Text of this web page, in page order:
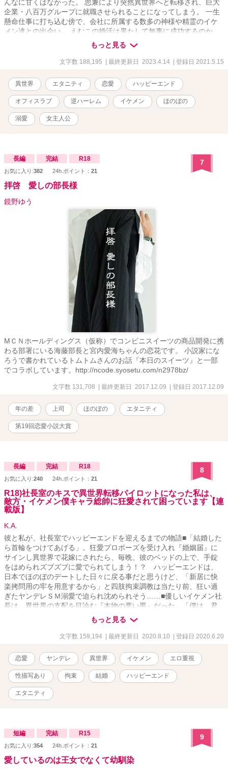
んなに甘くはなかった。 思兼により突然異世界へと転移され、巨大
企業・八百万グループに就職させられることになってしまう。 一生
懸命仕事に打ち込む傍で、会社に所属する数多の神様や精霊のイケ
メン達との出会い。 えむこの婚活は果たして無事に成功するのか。
イケメン達に甘々に溺愛されながら、異世界で婚活に奮闘する、独
身女性の物語をお楽しみください。 ※6/15 第一章完結しました。
※9/16 第二章完結しました。
もっと見る
文字数 188,195 | 最終更新日 2023.4.14 | 登録日 2021.5.15
異世界 エタニティ 恋愛 ハッピーエンド
オフィスラブ 逆ハーレム イケメン ほのぼの
溺愛 女主人公
長編 完結 R18
お気に入り:382 24h.ポイント： 21
7
拝啓 愛しの部長様
鏡野ゆう
МＣＮホールディングス（仮称）でコンビニスイーツの商品開発に携
わる部署にいる海藤部長と宮内愛海ちゃんの恋花です。 小説家にな
ろうで書かれているトムトムさんのお話『本日のスイーツ』と一部
でコラボしています。http://ncode.syosetu.com/n2978bz/
文字数 131,708 | 最終更新日 2017.12.09 | 登録日 2017.12.09
年の差 上司 ほのぼの エタニティ
第19回恋愛小説大賞
長編 完結 R18
お気に入り:240 24h.ポイント： 21
8
R18)社長室のキスで異世界転移パイロットになった私は、
敵方・イケメン僕キャラ総帥に狂愛されて困っています【連
載版】
K.A.
彼と私が、社長室でハッピーエンドを迎えるまでの物語■「結婚した
ら首輪をつけてあげる」。狂愛プロポーズを受け入れ『婚姻届』に
サインし異世界で花嫁にされたら、毎晩、彼のベッドの上で、手錠
をはめられズブズブに愛でられてしまう！？ ハッピーエンドは、
日本でほのぼのデートした日々に戻る事だと思うけど、「新居に快
楽拷問用の牢を用意するから」と四肢拘束調教は当たり前、狂い過
ぎたヤンデレＳＭ溺愛で迫られ沈められそう……■優しいイケメン社
長は、異世界の支配を目論む『本物の悪い男』だった。「僕は、君
の心と体がほしい」。冴えないＯＬの私がイケメン社長とキスした
ら異世界へと送られパイロットに。戦闘で捕虜になり、目をさます
とそこには科学者にして敵のエース・パイロットにして、悪の総帥
私の口の中に、彼の舌が入り込み……■■「僕の妻になる為にすべて
忘れて」と言われながら洗脳装置に縛られたり、敵イケメンから、
実験台や生贄として扱われてみたい人向け■■■日本でのデートを振り
返る形でストーリーが進行します■【→→日本でのデート短編集】[
https://ncode.syosetu.com/n0062gi/ ]「僕のスプーンでパフェを食べ
てもらおう。ふふ。これはお願いではない、（業務）命令だっ！」
もっと見る
文字数 159,194 | 最終更新日 2020.8.10 | 登録日 2020.6.20
恋愛 ヤンデレ 異世界 イケメン エロ重視
性描写あり 拘束 結婚 ハッピーエンド
エタニティ
短編 完結 R15
お気に入り:354 24h.ポイント： 21
9
愛しているのは王女でなくて幼馴染